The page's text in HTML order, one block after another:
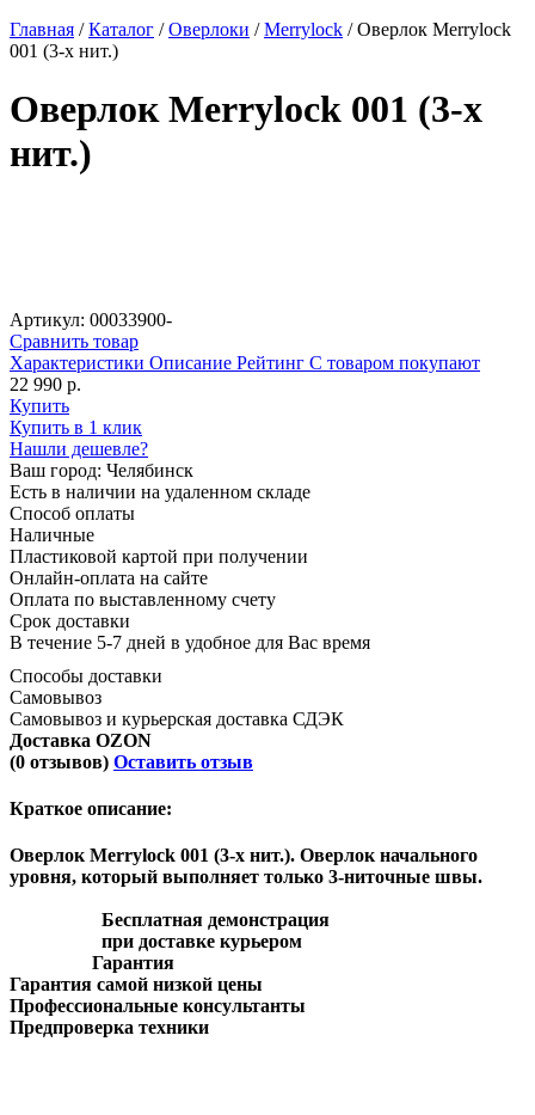
Главная /Каталог /Оверлоки /Merrylock /Оверлок Merrylock
001 (3-х нит.)
Оверлок Merrylock 001 (3-х
нит.)
Артикул: 00033900-
Сравнить товар
Характеристики Описание Рейтинг С товаром покупают
22 990 р.
Купить
Купить в 1 клик
Нашли дешевле?
Ваш город: Челябинск
Есть в наличии на удаленном складе
Способ оплаты
Наличные
Пластиковой картой при получении
Онлайн-оплата на сайте
Оплата по выставленному счету
Срок доставки
В течение 5-7 дней в удобное для Вас время
Способы доставки
Самовывоз
Самовывоз и курьерская доставка СДЭК
Доставка OZON
(0 отзывов) Оставить отзыв
Краткое описание:
Оверлок Merrylock 001 (3-х нит.). Оверлок начального
уровня, который выполняет только 3-ниточные швы.
Бесплатная демонстрация
при доставке курьером
Гарантия
Гарантия самой низкой цены
Профессиональные консультанты
Предпроверка техники